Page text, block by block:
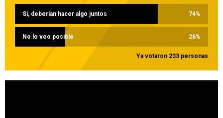
Sí, deberían hacer algo juntos 74%
No lo veo posible 26%
Ya votaron 233 personas